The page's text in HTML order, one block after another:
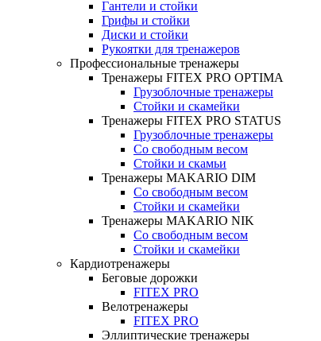
Гантели и стойки
Грифы и стойки
Диски и стойки
Рукоятки для тренажеров
Профессиональные тренажеры
Тренажеры FITEX PRO OPTIMA
Грузоблочные тренажеры
Стойки и скамейки
Тренажеры FITEX PRO STATUS
Грузоблочные тренажеры
Со свободным весом
Стойки и скамьи
Тренажеры MAKARIO DIM
Со свободным весом
Стойки и скамейки
Тренажеры MAKARIO NIK
Со свободным весом
Стойки и скамейки
Кардиотренажеры
Беговые дорожки
FITEX PRO
Велотренажеры
FITEX PRO
Эллиптические тренажеры